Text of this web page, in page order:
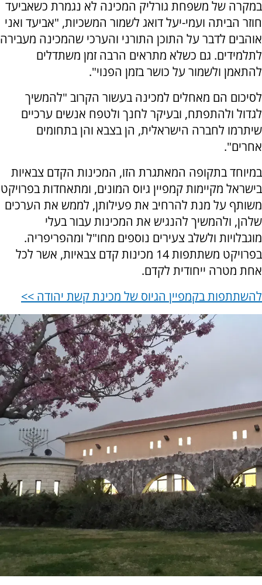
במקרה של משפחת גורליק המכינה לא נגמרת כשאביעד
חוזר הביתה ועמי-יעל דואג לשמור המשכיות, "אביעד ואני
אוהבים לדבר על התוכן התורני והערכי שהמכינה מעבירה
לתלמידים. גם כשלא מתראים הרבה זמן משתדלים
להתאמן ולשמור על כושר בזמן הפנוי".
לסיכום הם מאחלים למכינה בעשור הקרוב "להמשיך
לגדול ולהתפתח, ובעיקר לחנך ולטפח אנשים ערכיים
שיתרמו לחברה הישראלית, הן בצבא והן בתחומים
אחרים".
במיוחד בתקופה המאתגרת הזו, המכינות הקדם צבאיות
בישראל מקיימות קמפיין גיוס המונים, ומתאחדות בפרויקט
משותף על מנת להרחיב את פעילותן, לממש את הערכים
שלהן, ולהמשיך להנגיש את המכינות עבור בעלי
מוגבלויות ולשלב צעירים נוספים מחו"ל ומהפריפריה.
בפרויקט משתתפות 14 מכינות קדם צבאיות, אשר לכל
אחת מטרה ייחודית לקדם.
להשתתפות בקמפיין הגיוס של מכינת קשת יהודה >>